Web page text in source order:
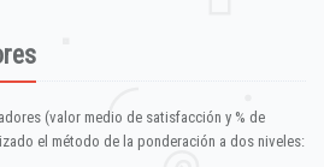
(valor medio de satisfacción y % de
el método de la ponderación a dos niveles: